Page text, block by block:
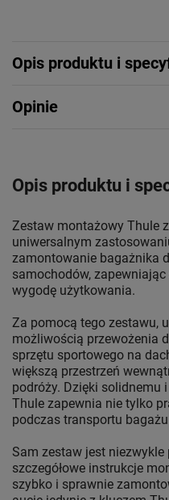
Opis produktu i
Opinie
Opis produktu i
Zestaw montażowy Thule
uniwersalnym
zamontowanie bagażnika
samochodów,
wygodę użytkowania.
Za pomocą tego zestawu,
możliwością przewożenia
sprzętu sportowego na
większą przestrzeń
podróży. Dzięki solidnemu
Thule zapewnia nie tylko
podczas transportu
Sam zestaw jest
szczegółowe instrukcje
szybko i sprawnie